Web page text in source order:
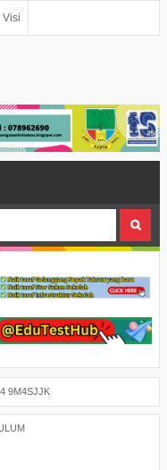
Visi
9M4SJJK